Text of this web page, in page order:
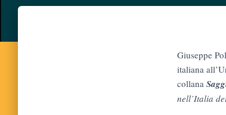
Giuseppe
italiana
collana
nell’Italia